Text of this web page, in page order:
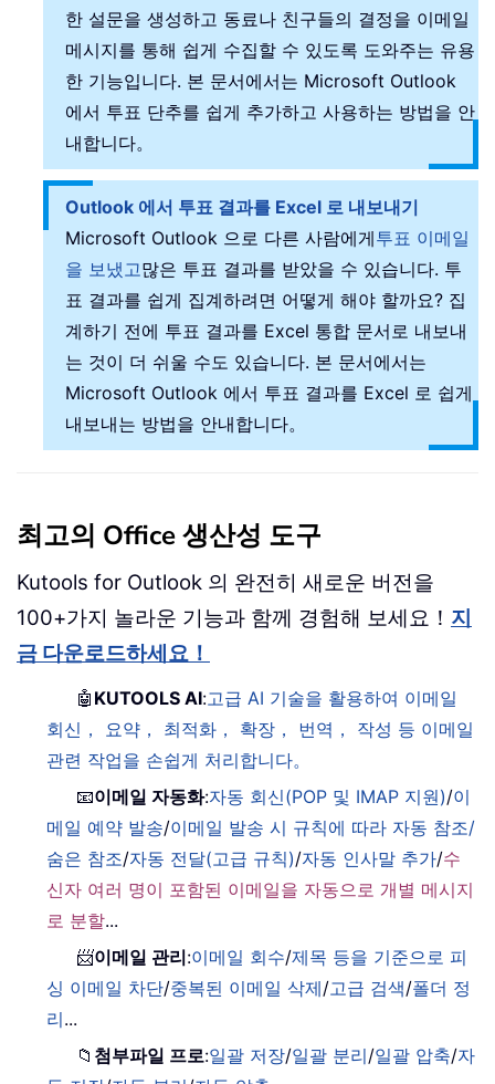
한 설문을 생성하고 동료나 친구들의 결정을 이메일
메시지를 통해 쉽게 수집할 수 있도록 도와주는 유용
한 기능입니다. 본 문서에서는 Microsoft Outlook
에서 투표 단추를 쉽게 추가하고 사용하는 방법을 안
내합니다。
Outlook 에서 투표 결과를 Excel 로 내보내기
Microsoft Outlook 으로 다른 사람에게투표 이메일
을 보냈고많은 투표 결과를 받았을 수 있습니다. 투
표 결과를 쉽게 집계하려면 어떻게 해야 할까요? 집
계하기 전에 투표 결과를 Excel 통합 문서로 내보내
는 것이 더 쉬울 수도 있습니다. 본 문서에서는
Microsoft Outlook 에서 투표 결과를 Excel 로 쉽게
내보내는 방법을 안내합니다。
최고의 Office 생산성 도구
Kutools for Outlook 의 완전히 새로운 버전을
100+가지 놀라운 기능과 함께 경험해 보세요！ 지
금 다운로드하세요！
🤖 KUTOOLS AI:고급 AI 기술을 활용하여 이메일
회신， 요약， 최적화， 확장， 번역， 작성 등 이메일
관련 작업을 손쉽게 처리합니다。
📧이메일 자동화:자동 회신(POP 및 IMAP 지원)/이
메일 예약 발송/이메일 발송 시 규칙에 따라 자동 참조/
숨은 참조/자동 전달(고급 규칙)/자동 인사말 추가/수
신자 여러 명이 포함된 이메일을 자동으로 개별 메시지
로 분할...
📨이메일 관리:이메일 회수/제목 등을 기준으로 피
싱 이메일 차단/중복된 이메일 삭제/고급 검색/폴더 정
리...
📁 첨부파일 프로:일괄 저장/일괄 분리/일괄 압축/자